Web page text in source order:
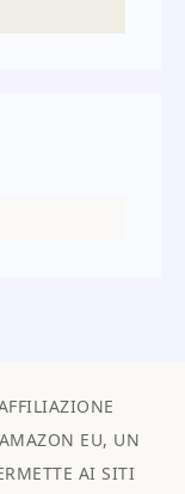
EU, UN
AI SITI